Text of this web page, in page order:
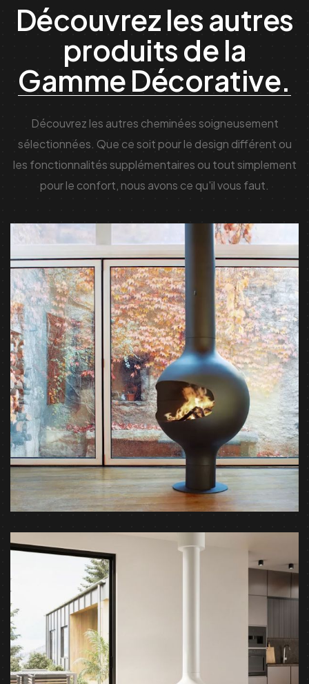
Découvrez les autres
produits de la
Gamme Décorative.
Découvrez les autres cheminées soigneusement
sélectionnées. Que ce soit pour le design différent ou
les fonctionnalités supplémentaires ou tout simplement
pour le confort, nous avons ce qu'il vous faut.